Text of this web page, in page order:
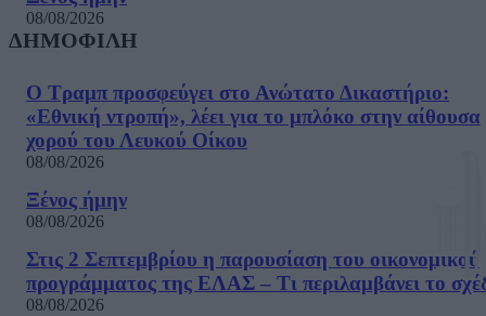
08/08/2026
ΔΗΜΟΦΙΛΗ
Ο Τραμπ προσφεύγει στο Ανώτατο Δικαστήριο:
«Εθνική ντροπή», λέει για το μπλόκο στην αίθουσα
χορού του Λευκού Οίκου
08/08/2026
Ξένος ήμην
08/08/2026
Στις 2 Σεπτεμβρίου η παρουσίαση του οικονομικού
προγράμματος της ΕΛΑΣ – Τι περιλαμβάνει το
08/08/2026